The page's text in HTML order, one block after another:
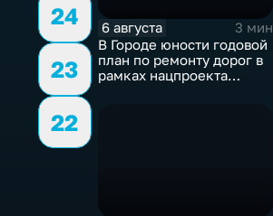
24
23
22
6 августа
3 мин
В Городе юности годовой
план по ремонту дорог в
рамках нацпроекта